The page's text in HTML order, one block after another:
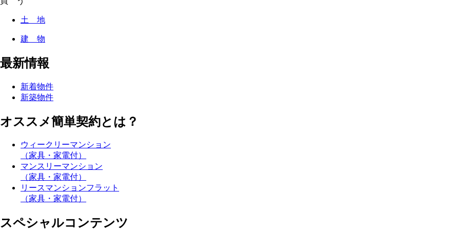
土 地
建 物
最新情報
新着物件
新築物件
オススメ簡単契約とは？
ウィークリーマンション
（家具・家電付）
マンスリーマンション
（家具・家電付）
リースマンションフラット
（家具・家電付）
スペシャルコンテンツ